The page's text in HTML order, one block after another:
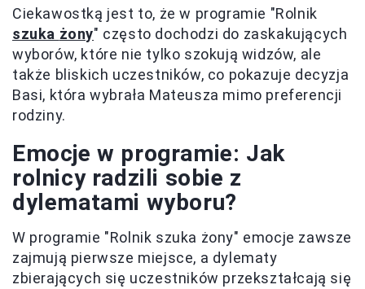
Ciekawostką jest to, że w programie "Rolnik
szuka żony" często dochodzi do zaskakujących
wyborów, które nie tylko szokują widzów, ale
także bliskich uczestników, co pokazuje decyzja
Basi, która wybrała Mateusza mimo preferencji
rodziny.
Emocje w programie: Jak
rolnicy radzili sobie z
dylematami wyboru?
W programie "Rolnik szuka żony" emocje zawsze
zajmują pierwsze miejsce, a dylematy
zbierających się uczestników przekształcają się